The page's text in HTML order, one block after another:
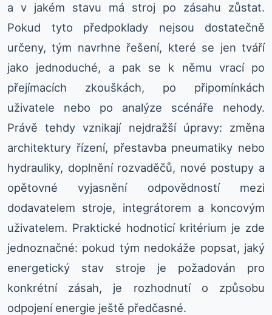
a v jakém stavu má stroj po zásahu zůstat.
Pokud tyto předpoklady nejsou dostatečně
určeny, tým navrhne řešení, které se jen tváří
jako jednoduché, a pak se k němu vrací po
přejímacích zkouškách, po připomínkách
uživatele nebo po analýze scénáře nehody.
Právě tehdy vznikají nejdražší úpravy: změna
architektury řízení, přestavba pneumatiky nebo
hydrauliky, doplnění rozvaděčů, nové postupy a
opětovné vyjasnění odpovědností mezi
dodavatelem stroje, integrátorem a koncovým
uživatelem. Praktické hodnoticí kritérium je zde
jednoznačné: pokud tým nedokáže popsat, jaký
energetický stav stroje je požadován pro
konkrétní zásah, je rozhodnutí o způsobu
odpojení energie ještě předčasné.